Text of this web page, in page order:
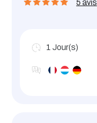
5 avis
1 Jour(s)